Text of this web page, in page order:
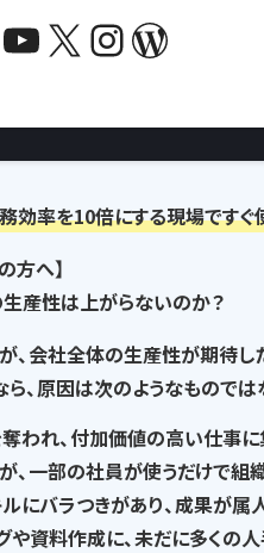
YouTube X InstagramWordPress
効率を10倍にする現場ですぐ
方へ】
産性は上がらないのか？
、会社全体の生産性が期待
、 原因は次のようなものでは
われ、付加価値の高い仕事
、一部の社員が使うだけで組
にバラつきがあり、 成果が属
や資料作成に、未だに多くの